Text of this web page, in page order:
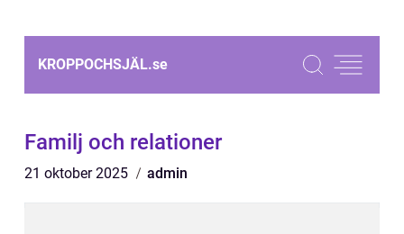
KROPPOCHSJÄL.se
Familj och relationer
21 oktober 2025 admin